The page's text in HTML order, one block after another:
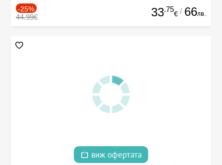
-25%
44.99€ 33.75
€ / 66лв.
виж офертата